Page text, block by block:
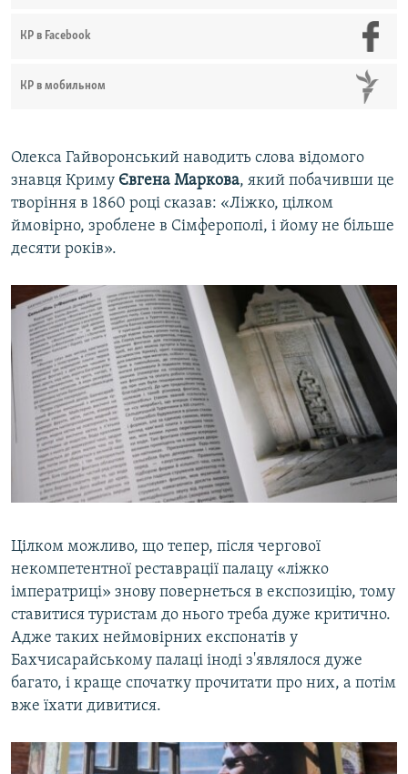
КР в Facebook
КР в мобильном
Олекса Гайворонський наводить слова відомого
знавця Криму Євгена Маркова, який побачивши це
творіння в 1860 році сказав: «Ліжко, цілком
ймовірно, зроблене в Сімферополі, і йому не більше
десяти років».
Цілком можливо, що тепер, після чергової
некомпетентної реставрації палацу «ліжко
імператриці» знову повернеться в експозицію, тому
ставитися туристам до нього треба дуже критично.
Адже таких неймовірних експонатів у
Бахчисарайському палаці іноді з'являлося дуже
багато, і краще спочатку прочитати про них, а потім
вже їхати дивитися.